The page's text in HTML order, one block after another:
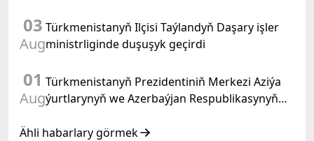
03
Aug
Türkmenistanyň Ilçisi Taýlandyň Daşary işler
ministrliginde duşuşyk geçirdi
01
Aug
Türkmenistanyň Prezidentiniň Merkezi Aziýa
ýurtlarynyň we Azerbaýjan Respublikasynyň
duşuşygyndaky ÇYKYŞY
Ähli habarlary görmek